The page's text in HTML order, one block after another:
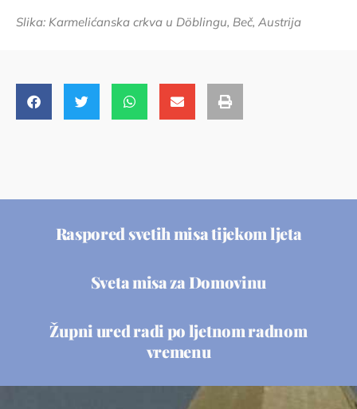
Slika: Karmelićanska crkva u Döblingu, Beč, Austrija
Raspored svetih misa tijekom ljeta
Sveta misa za Domovinu
Župni ured radi po ljetnom radnom
vremenu